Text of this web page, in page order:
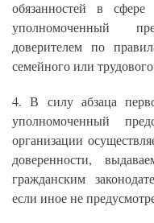
обязанностей в
уполномоченный
доверителем по
семейного или трудового
4. В силу абзаца
уполномоченный
организации
доверенности,
гражданским
если иное не